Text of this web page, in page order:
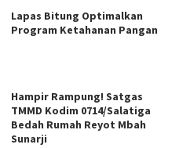
Lapas Bitung Optimalkan
Program Ketahanan Pangan
Hampir Rampung! Satgas
TMMD Kodim 0714/Salatiga
Bedah Rumah Reyot Mbah
Sunarji